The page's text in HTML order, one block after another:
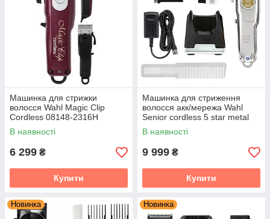
Машинка для стрижки
волосся Wahl Magic Clip
Cordless 08148-2316H
В наявності
6 299 ₴
Купити
Машинка для стриження
волосся акк/мережа Wahl
Senior cordless 5 star metal
edition
В наявності
9 999 ₴
Купити
Новинка Новинка